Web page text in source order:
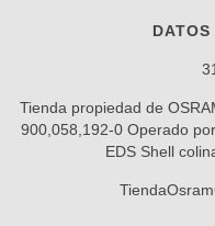
Tienda propiedad de
900,058,192-0 Operado
EDS Shell